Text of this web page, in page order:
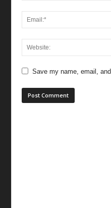
Save my name, email,